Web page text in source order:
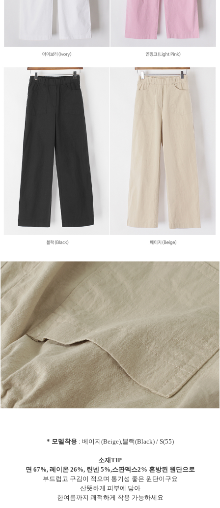
* 모델착용: 베이지(Beige),블랙(Black) / S(55)
소재TIP
면 67%, 레이온 26%, 린넨 5%,스판덱스2% 혼방된 원단으로
부드럽고 구김이 적으며 통기성 좋은 원단이구요
산뜻하게 피부에 닿아
한여름까지 쾌적하게 착용 가능하세요